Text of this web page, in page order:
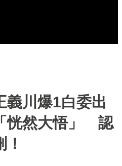
義川爆1白委出
恍然大悟」 認